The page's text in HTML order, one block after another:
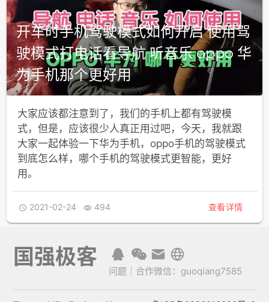
开车时手机驾驶模式如何开启 使用驾
驶模式打电话看导航 听音乐 oppo 华
为手机那个更好用
大家应该都注意到了，我们的手机上都有驾驶模
式，但是，应该很少人真正用过吧，今天，我就跟
大家一起体验一下华为手机，oppo手机的驾驶模式
到底怎么样，哪个手机的驾驶模式更智能，更好
用。
 2021-02-24  494 查看详情
国强极客
问题｜合作微信：guoqiang7585